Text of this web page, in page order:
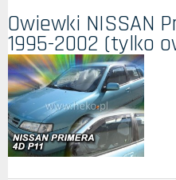
Owiewki NISSAN
1995-2002 (tylko